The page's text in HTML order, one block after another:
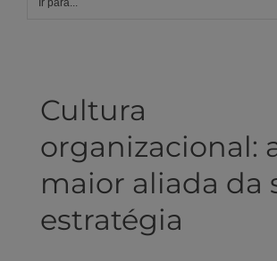
Ir para...
Cultura
organizacional:
maior aliada da
estratégia